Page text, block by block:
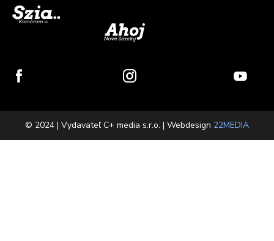
© 2024 | Vydavateľ C+ media s.r.o. | Webdesign 22MEDIA